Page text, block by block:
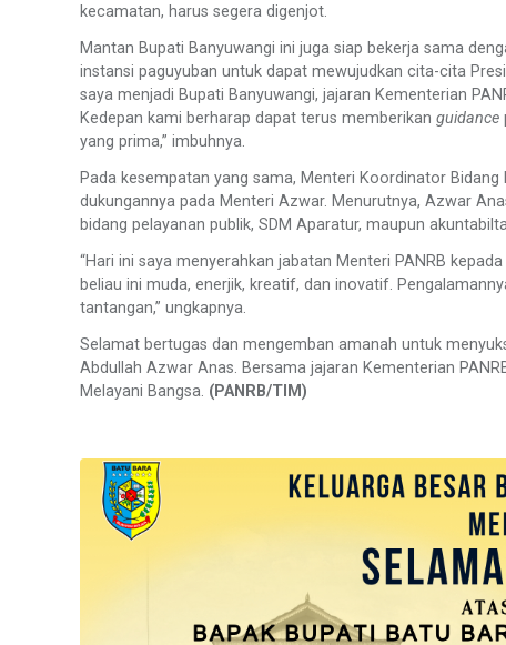
kecamatan, harus segera digenjot.
Mantan Bupati Banyuwangi ini juga siap bekerja sama
instansi paguyuban untuk dapat mewujudkan cita-cita
saya menjadi Bupati Banyuwangi, jajaran Kementerian
Kedepan kami berharap dapat terus memberikan guidance
yang prima,” imbuhnya.
Pada kesempatan yang sama, Menteri Koordinator
dukungannya pada Menteri Azwar. Menurutnya, Azwar
bidang pelayanan publik, SDM Aparatur, maupun
“Hari ini saya menyerahkan jabatan Menteri PANRB
beliau ini muda, enerjik, kreatif, dan inovatif.
tantangan,” ungkapnya.
Selamat bertugas dan mengemban amanah untuk
Abdullah Azwar Anas. Bersama jajaran Kementerian
Melayani Bangsa. (PANRB/TIM)